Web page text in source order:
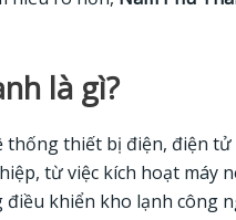
là gì?
thống thiết bị điện, điện
từ việc kích hoạt máy
điều khiển kho lạnh